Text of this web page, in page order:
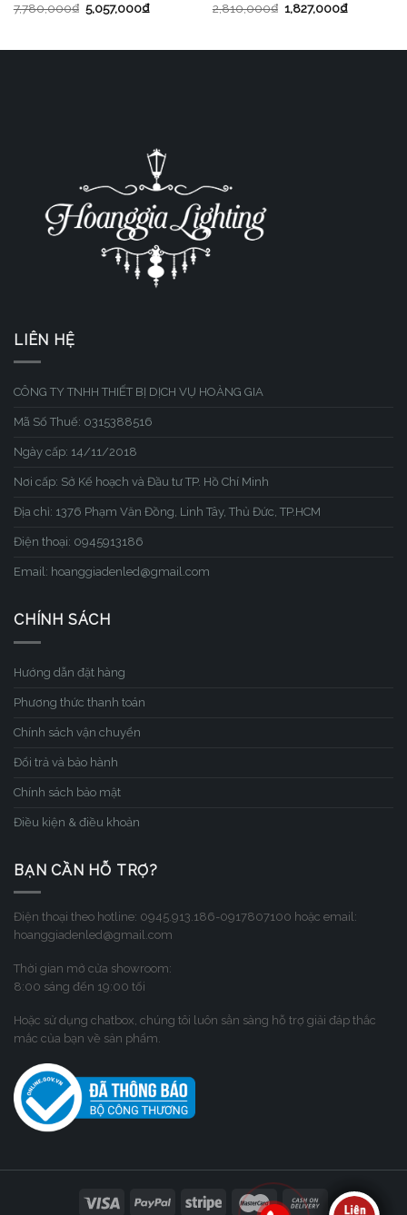
7,780,000₫ 5,057,000₫
2,810,000₫ 1,827,000₫
LIÊN HỆ
CÔNG TY TNHH THIẾT BỊ DỊCH VỤ HOÀNG GIA
Mã Số Thuế: 0315388516
Ngày cấp: 14/11/2018
Nơi cấp: Sở Kế hoạch và Đầu tư TP. Hồ Chí Minh
Địa chỉ: 1376 Phạm Văn Đồng, Linh Tây, Thủ Đức, TP.HCM
Điện thoại: 0945913186
Email: hoanggiadenled@gmail.com
CHÍNH SÁCH
Hướng dẫn đặt hàng
Phương thức thanh toán
Chính sách vận chuyển
Đổi trả và bảo hành
Chính sách bảo mật
Điều kiện & điều khoản
BẠN CẦN HỖ TRỢ?
Điện thoại theo hotline: 0945.913.186-0917807100 hoặc email:
hoanggiadenled@gmail.com
Thời gian mở cửa showroom:
8:00 sáng đến 19:00 tối
Hoặc sử dụng chatbox, chúng tôi luôn sẳn sàng hỗ trợ giải đáp thắc
mắc của bạn về sản phẩm.